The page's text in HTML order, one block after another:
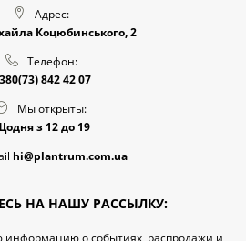
Адрес:
Коцюбинського, 2
Телефон:
842 42 07
Мы открыты:
з 12 до 19
hi@plantrum.com.ua
НА НАШУ РАССЫЛКУ:
о событиях, распродажи и